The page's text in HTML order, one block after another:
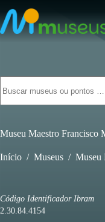
para
o
conteúdo
resultados
Museu Maestro Francisco
Início / Museus / Museu
Código Identificador Ibram
2.30.84.4154